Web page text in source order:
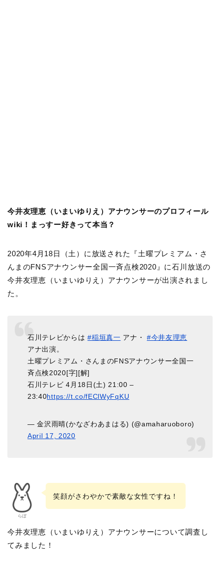
今井友理恵（いまいゆりえ）アナウンサーのプロフィール
wiki！まっすー好きって本当？
2020年4月18日（土）に放送された『土曜プレミアム・さ
んまのFNSアナウンサー全国一斉点検2020』に石川放送の
今井友理恵（いまいゆりえ）アナウンサーが出演されまし
た。
石川テレビからは#稲垣真一 アナ・#今井友理恵
アナ出演。
土曜プレミアム・さんまのFNSアナウンサー全国一
斉点検2020[字][解]
石川テレビ 4月18日(土) 21:00 –
23:40https://t.co/fEClWyFqKU
— 金沢雨晴(かなざわあまはる) (@amaharuoboro)
April 17, 2020
らぼ
笑顔がさわやかで素敵な女性ですね！
今井友理恵（いまいゆりえ）アナウンサーについて調査し
てみました！